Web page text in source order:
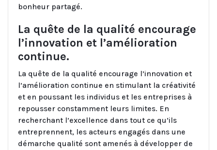
bonheur partagé.
La quête de la qualité encourage
l’innovation et l’amélioration
continue.
La quête de la qualité encourage l’innovation et
l’amélioration continue en stimulant la créativité
et en poussant les individus et les entreprises à
repousser constamment leurs limites. En
recherchant l’excellence dans tout ce qu’ils
entreprennent, les acteurs engagés dans une
démarche qualité sont amenés à développer de